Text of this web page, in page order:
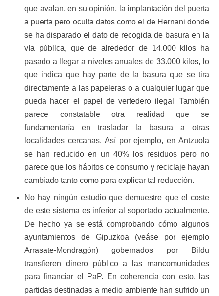
que avalan, en su opinión, la implantación del puerta
a puerta pero oculta datos como el de Hernani donde
se ha disparado el dato de recogida de basura en la
vía pública, que de alrededor de 14.000 kilos ha
pasado a llegar a niveles anuales de 33.000 kilos, lo
que indica que hay parte de la basura que se tira
directamente a las papeleras o a cualquier lugar que
pueda hacer el papel de vertedero ilegal. También
parece constatable otra realidad que se
fundamentaría en trasladar la basura a otras
localidades cercanas. Así por ejemplo, en Antzuola
se han reducido en un 40% los residuos pero no
parece que los hábitos de consumo y reciclaje hayan
cambiado tanto como para explicar tal reducción.
No hay ningún estudio que demuestre que el coste
de este sistema es inferior al soportado actualmente.
De hecho ya se está comprobando cómo algunos
ayuntamientos de Gipuzkoa (veáse por ejemplo
Arrasate-Mondragón) gobernados por Bildu
transfieren dinero público a las mancomunidades
para financiar el PaP. En coherencia con esto, las
partidas destinadas a medio ambiente han sufrido un